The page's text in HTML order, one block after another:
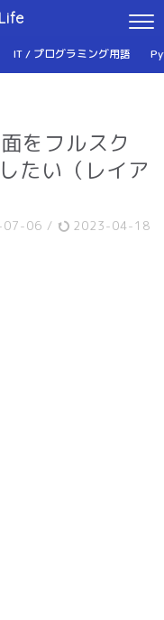
IT / プログラミング用語
をフルスク
たい（レイア
07-06 / 2023-04-18